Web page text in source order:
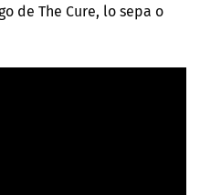
de The Cure, lo sepa o